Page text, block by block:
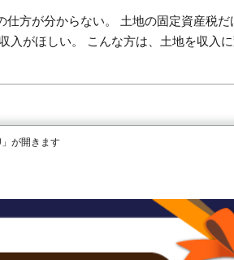
仕方が分からない。 土地の固定資産税だ
入がほしい。 こんな方は、土地を収入
が開きます